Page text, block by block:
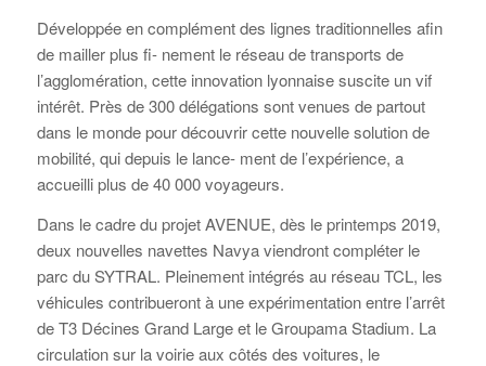
Développée en complément des lignes traditionnelles afin
de mailler plus fi- nement le réseau de transports de
l’agglomération, cette innovation lyonnaise suscite un vif
intérêt. Près de 300 délégations sont venues de partout
dans le monde pour découvrir cette nouvelle solution de
mobilité, qui depuis le lance- ment de l’expérience, a
accueilli plus de 40 000 voyageurs.
Dans le cadre du projet AVENUE, dès le printemps 2019,
deux nouvelles navettes Navya viendront compléter le
parc du SYTRAL. Pleinement intégrés au réseau TCL, les
véhicules contribueront à une expérimentation entre l’arrêt
de T3 Décines Grand Large et le Groupama Stadium. La
circulation sur la voirie aux côtés des voitures, le